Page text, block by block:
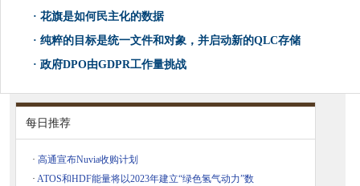
· 花旗是如何民主化的数据
· 纯粹的目标是统一文件和对象，并启动新的QLC存储
· 政府DPO由GDPR工作量挑战
每日推荐
· 高通宣布Nuvia收购计划
· ATOS和HDF能量将以2023年建立“绿色氢气动力”数